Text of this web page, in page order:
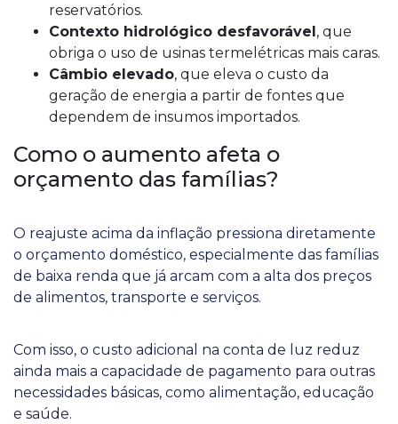
reservatórios.
Contexto hidrológico desfavorável, que
obriga o uso de usinas termelétricas mais caras.
Câmbio elevado, que eleva o custo da
geração de energia a partir de fontes que
dependem de insumos importados.
Como o aumento afeta o
orçamento das famílias?
O reajuste acima da inflação pressiona diretamente
o orçamento doméstico, especialmente das famílias
de baixa renda que já arcam com a alta dos preços
de alimentos, transporte e serviços.
Com isso, o custo adicional na conta de luz reduz
ainda mais a capacidade de pagamento para outras
necessidades básicas, como alimentação, educação
e saúde.